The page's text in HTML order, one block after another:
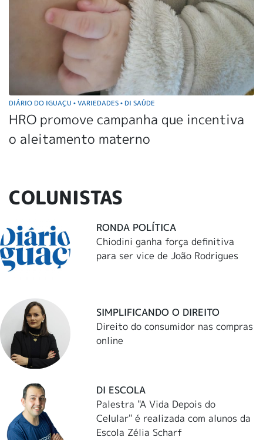
DIÁRIO DO IGUAÇU • VARIEDADES • DI SAÚDE
HRO promove campanha que incentiva
o aleitamento materno
COLUNISTAS
RONDA POLÍTICA
Chiodini ganha força definitiva
para ser vice de João Rodrigues
SIMPLIFICANDO O DIREITO
Direito do consumidor nas compras
online
DI ESCOLA
Palestra "A Vida Depois do
Celular" é realizada com alunos da
Escola Zélia Scharf